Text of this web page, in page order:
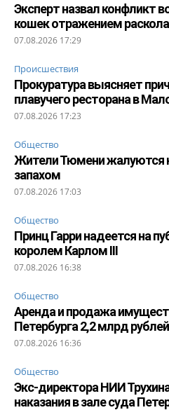
Эксперт назвал конфликт
кошек отражением
07.08.2026 17:29
Происшествия
Прокуратура выясняет
плавучего ресторана в
07.08.2026 17:23
Общество
Жители Тюмени жалуются
запахом
07.08.2026 17:03
Общество
Принц Гарри надеется на
королем Карлом III
07.08.2026 16:38
Общество
Аренда и продажа
Петербурга 2,2 млрд рублей
07.08.2026 16:36
Общество
Экс-директора НИИ
наказания в зале суда